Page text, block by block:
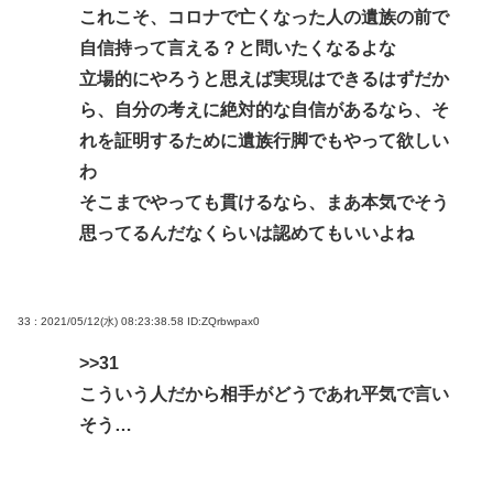
これこそ、コロナで亡くなった人の遺族の前で
自信持って言える？と問いたくなるよな
立場的にやろうと思えば実現はできるはずだか
ら、自分の考えに絶対的な自信があるなら、そ
れを証明するために遺族行脚でもやって欲しい
わ
そこまでやっても貫けるなら、まあ本気でそう
思ってるんだなくらいは認めてもいいよね
33 : 2021/05/12(水) 08:23:38.58 ID:ZQrbwpax0
>>31
こういう人だから相手がどうであれ平気で言い
そう…